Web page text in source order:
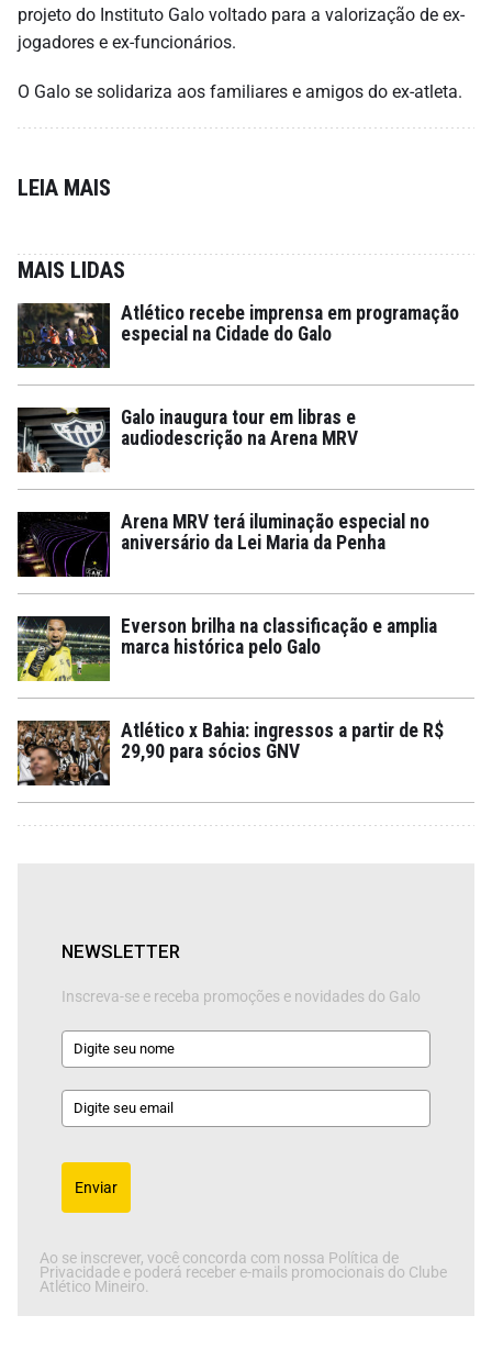
projeto do Instituto Galo voltado para a valorização de ex-
jogadores e ex-funcionários.
O Galo se solidariza aos familiares e amigos do ex-atleta.
LEIA MAIS
MAIS LIDAS
Atlético recebe imprensa em programação
especial na Cidade do Galo
Galo inaugura tour em libras e
audiodescrição na Arena MRV
Arena MRV terá iluminação especial no
aniversário da Lei Maria da Penha
Everson brilha na classificação e amplia
marca histórica pelo Galo
Atlético x Bahia: ingressos a partir de R$
29,90 para sócios GNV
NEWSLETTER
Inscreva-se e receba promoções e novidades do Galo
Enviar
Ao se inscrever, você concorda com nossa Política de
Privacidade e poderá receber e-mails promocionais do Clube
Atlético Mineiro.